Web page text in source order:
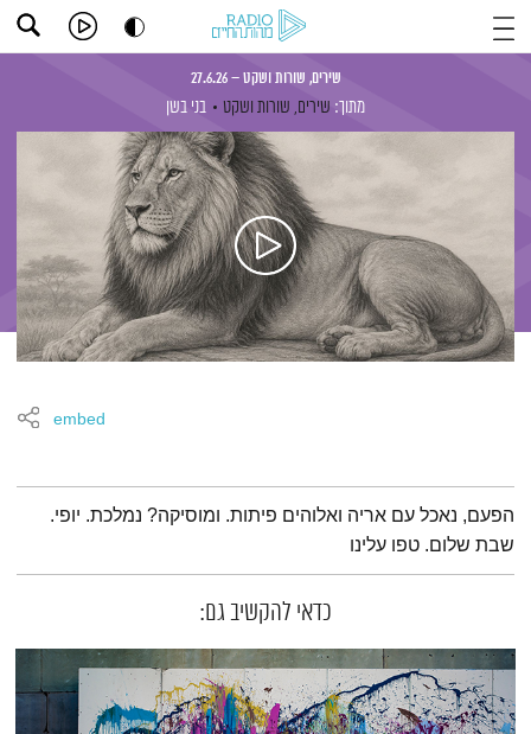
שירים, שורות ושקט – 27.6.26
מתוך: שירים, שורות ושקט בני בשן
embed
תמצית הפודקאסט
הפעם, נאכל עם אריה ואלוהים פיתות. ומוסיקה? נמלכת. יופי.
שבת שלום. טפו עלינו
כדאי להקשיב גם: